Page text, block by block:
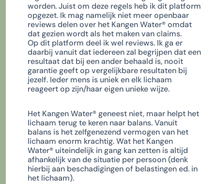
worden. Juist om deze regels heb ik dit platform
opgezet. Ik mag namelijk niet meer openbaar
reviews delen over het Kangen Water®omdat
dat gezien wordt als het maken van claims.
Op dit platform deel ik wel reviews. Ik ga er
daarbij vanuit dat iedereen zal begrijpen dat een
resultaat dat bij een ander behaald is, nooit
garantie geeft op vergelijkbare resultaten bij
jezelf. Ieder mens is uniek en elk lichaam
reageert op zijn/haar eigen unieke wijze.
Het Kangen Water®geneest niet, maar helpt het
lichaam terug te keren naar balans. Vanuit
balans is het zelfgenezend vermogen van het
lichaam enorm krachtig. Wat het Kangen
Water® uiteindelijk in gang kan zetten is altijd
afhankelijk van de situatie per persoon (denk
hierbij aan beschadigingen of belastingen ed. in
het lichaam).